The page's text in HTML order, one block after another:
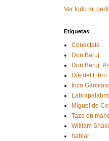
Ver todo mi perfil
Etiquetas
Conéctate
Don Baruj
Don Baruj.
Día del Libro
Inca
Labrapalabra
Miguel de
Taza en
William
hablar